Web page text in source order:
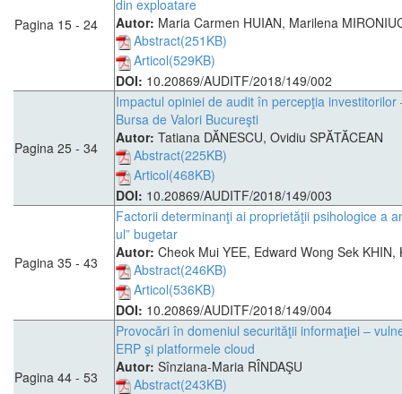
Pagina 15 - 24
din exploatare
Autor: Maria Carmen HUIAN, Marilena
Abstract(251KB)
Articol(529KB)
DOI: 10.20869/AUDITF/2018/149/002
Pagina 25 - 34
Impactul opiniei de audit în percepţia
Bursa de Valori Bucureşti
Autor: Tatiana DĂNESCU, Ovidiu SPĂTĂCEAN
Abstract(225KB)
Articol(468KB)
DOI: 10.20869/AUDITF/2018/149/003
Pagina 35 - 43
Factorii determinanţi ai proprietăţii psihologice a
ul” bugetar
Autor: Cheok Mui YEE, Edward Wong Sek KHIN,
Abstract(246KB)
Articol(536KB)
DOI: 10.20869/AUDITF/2018/149/004
Pagina 44 - 53
Provocări în domeniul securităţii informaţiei –
ERP şi platformele cloud
Autor: Sînziana-Maria RÎNDAŞU
Abstract(243KB)